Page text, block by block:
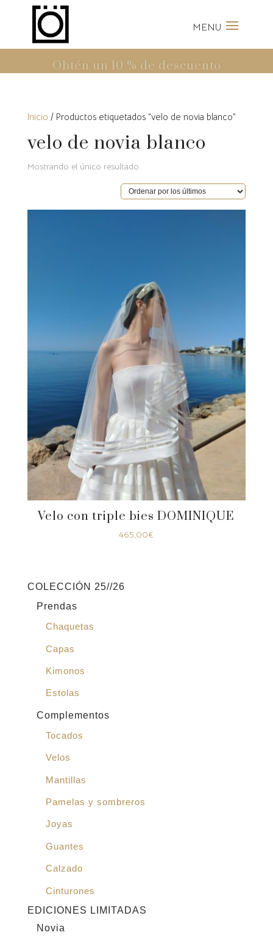
Obtén un 10 % de descuento
Inicio / Productos etiquetados “velo de novia blanco”
velo de novia blanco
Mostrando el único resultado
Velo con triple bies DOMINIQUE
465,00€
COLECCIÓN 25//26
Prendas
Chaquetas
Capas
Kimonos
Estolas
Complementos
Tocados
Velos
Mantillas
Pamelas y sombreros
Joyas
Guantes
Calzado
Cinturones
EDICIONES LIMITADAS
Novia